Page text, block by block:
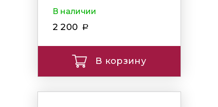
В наличии
2 200
В корзину